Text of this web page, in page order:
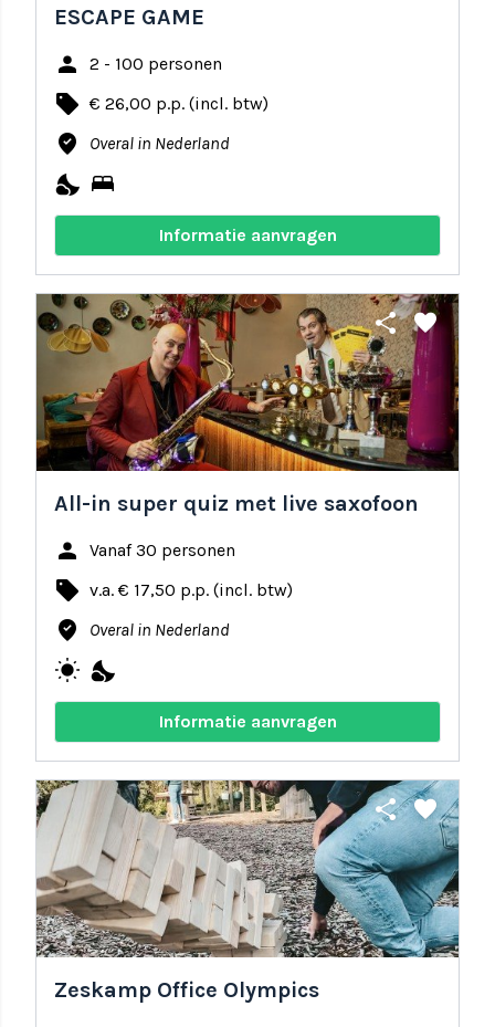
ESCAPE GAME
person 2 - 100 personen
local_offer € 26,00 p.p. (incl. btw)
where_to_vote Overal in Nederland
nights_stay bed
Informatie aanvragen
share favorite
All-in super quiz met live saxofoon
person Vanaf 30 personen
local_offer v.a. € 17,50 p.p. (incl. btw)
where_to_vote Overal in Nederland
wb_sunny nights_stay
Informatie aanvragen
share favorite
Zeskamp Office Olympics